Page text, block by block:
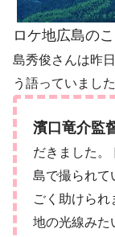
ロケ地広島の
島秀俊さんは昨
う語っていました
濱口竜介監
だきました。
島で撮られて
ごく助けられ
地の光線みた